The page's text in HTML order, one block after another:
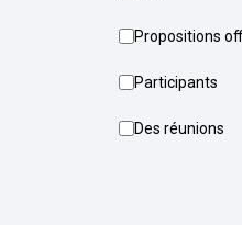
Propositions
Participants
Des réunions